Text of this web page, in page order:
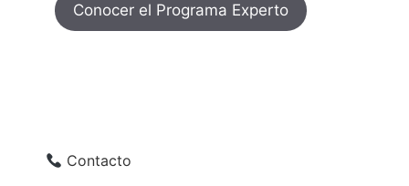
Conocer el Programa Experto
Contacto